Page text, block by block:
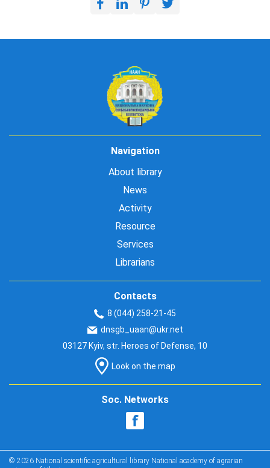
Navigation
About library
News
Activity
Resource
Services
Librarians
Contacts
8 (044) 258-21-45
dnsgb_uaan@ukr.net
03127 Kyiv, str. Heroes of Defense, 10
Look on the map
Soc. Networks
© 2026 National scientific agricultural library National academy of agrarian